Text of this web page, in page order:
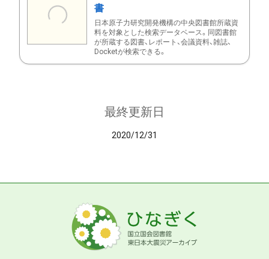
書
日本原子力研究開発機構の中央図書館所蔵資
料を対象とした検索データベース。同図書館
が所蔵する図書、レポート、会議資料、雑誌、
Docketが検索できる。
最終更新日
2020/12/31